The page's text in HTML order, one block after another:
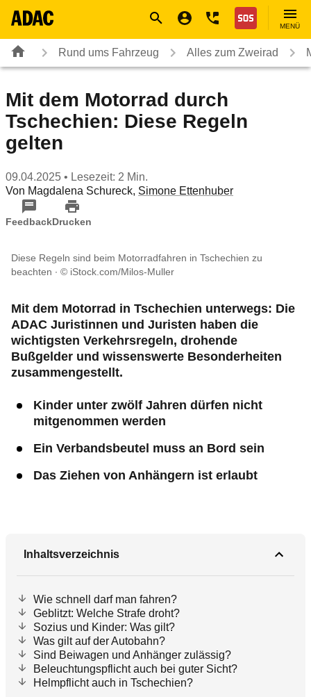
Nothilfe
MENÜ
Rund ums Fahrzeug Alles zum Zweirad
Mit dem Motorrad durch
Tschechien: Diese Regeln
gelten
09.04.2025 • Lesezeit: 2 Min.
Von Magdalena Schureck, Simone Ettenhuber
FeedbackDrucken
Diese Regeln sind beim Motorradfahren in Tschechien zu
beachten
© iStock.com/Milos-Muller
Mit dem Motorrad in Tschechien unterwegs: Die
ADAC Juristinnen und Juristen haben die
wichtigsten Verkehrsregeln, drohende
Bußgelder und wissenswerte Besonderheiten
zusammengestellt.
Kinder unter zwölf Jahren dürfen nicht
mitgenommen werden
Ein Verbandsbeutel muss an Bord sein
Das Ziehen von Anhängern ist erlaubt
Inhaltsverzeichnis
Wie schnell darf man fahren?
Geblitzt: Welche Strafe droht?
Sozius und Kinder: Was gilt?
Was gilt auf der Autobahn?
Sind Beiwagen und Anhänger zulässig?
Beleuchtungspflicht auch bei guter Sicht?
Helmpflicht auch in Tschechien?